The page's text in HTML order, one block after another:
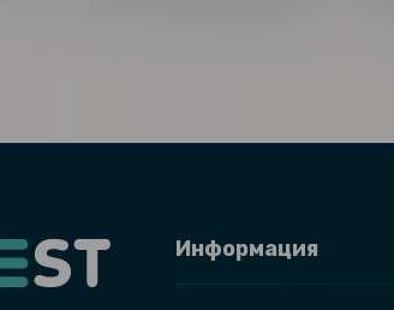
Информация